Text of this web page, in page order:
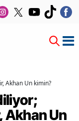
Akhan Un kimin?
Akhan Un